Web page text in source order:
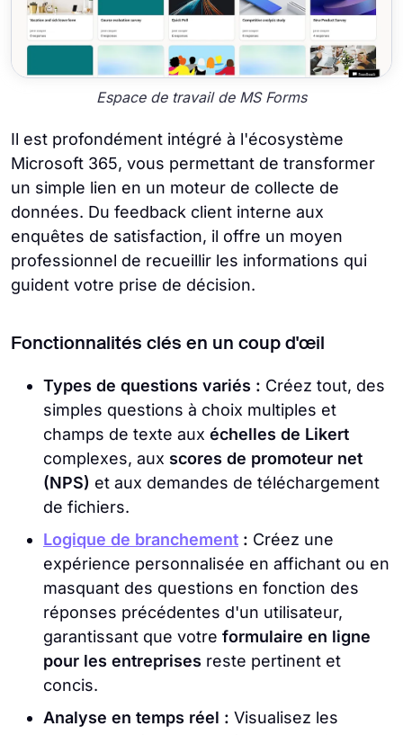
Espace de travail de MS Forms
Il est profondément intégré à l'écosystème
Microsoft 365, vous permettant de transformer
un simple lien en un moteur de collecte de
données. Du feedback client interne aux
enquêtes de satisfaction, il offre un moyen
professionnel de recueillir les informations qui
guident votre prise de décision.
Fonctionnalités clés en un coup d'œil
Types de questions variés : Créez tout, des
simples questions à choix multiples et
champs de texte aux échelles de Likert
complexes, aux scores de promoteur net
(NPS) et aux demandes de téléchargement
de fichiers.
Logique de branchement : Créez une
expérience personnalisée en affichant ou en
masquant des questions en fonction des
réponses précédentes d'un utilisateur,
garantissant que votre formulaire en ligne
pour les entreprises reste pertinent et
concis.
Analyse en temps réel : Visualisez les